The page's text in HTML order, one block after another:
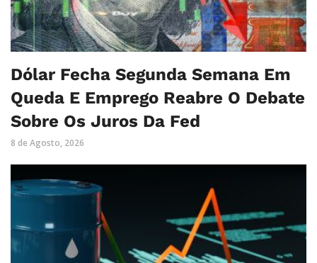
Dólar Fecha Segunda Semana Em
Queda E Emprego Reabre O Debate
Sobre Os Juros Da Fed
8 de Agosto, 2026